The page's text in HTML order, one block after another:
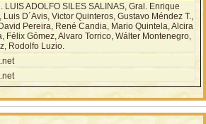
LUIS ADOLFO SILES SALINAS, Gral. Enrique
Luis D´Avis, Victor Quinteros, Gustavo Méndez T.,
Pereira, René Candia, Mario Quintela, Alcira
Félix Gómez, Alvaro Torrico, Wálter Montenegro,
Rodolfo Luzio.